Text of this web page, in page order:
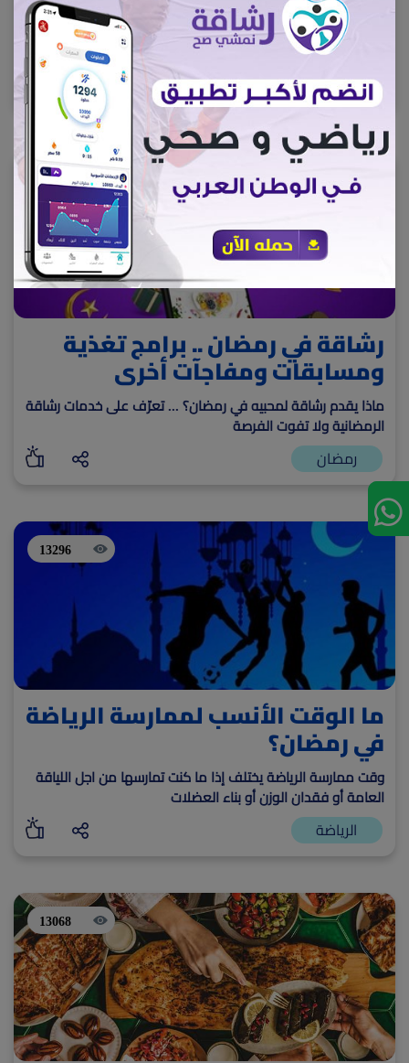
يُساعد إنتقاء الخيارات الصحية لوجبات السّحور، والتركيز على تناول
السوائل، على التَّأقلم بشكلٍ أفضل مع الصيام، وتزويد الجسم
أفضل-سحور-في-رمضان
15738
رشاقة في رمضان .. برامج تغذية
ومسابقات ومفاجآت أخرى
ماذا يقدم رشاقة لمحبيه في رمضان؟ ... تعرّف على خدمات رشاقة
الرمضانية ولا تفوت الفرصة
رمضان
13296
ما الوقت الأنسب لممارسة الرياضة
في رمضان؟
وقت ممارسة الرياضة يختلف إذا ما كنت تمارسها من اجل اللياقة
العامة أو فقدان الوزن أو بناء العضلات
الرياضة
13068